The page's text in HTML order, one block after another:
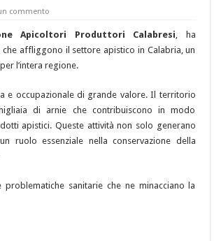
commento
Apicoltori Produttori Calabresi, ha
affliggono il settore apistico in Calabria, un
l’intera regione.
e occupazionale di grande valore. Il territorio
di arnie che contribuiscono in modo
apistici. Queste attività non solo generano
ruolo essenziale nella conservazione della
sanitarie che ne minacciano la